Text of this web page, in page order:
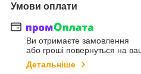
Умови оплати
Ви отримаєте замовлення
або гроші повернуться на
Детальніше